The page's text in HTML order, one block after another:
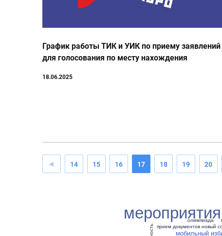
График работы ТИК и УИК по приему заявлений
для голосования по месту нахождения
18.06.2025
14 15 16 17 18 19 20
мероприятия
мобильный
новый
олимпиада
прием документов